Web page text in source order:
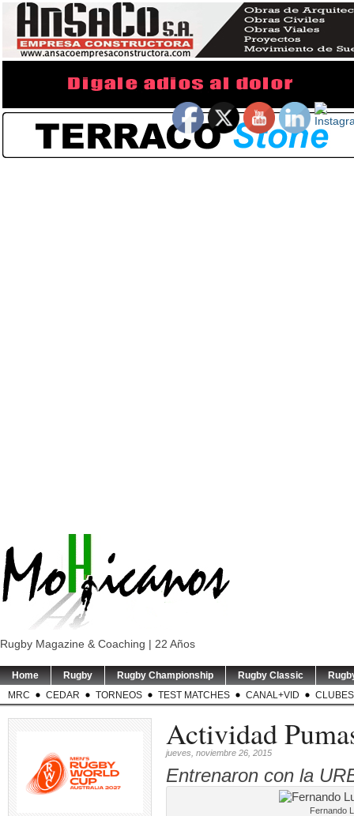
Rugby Magazine & Coaching | 22 Años
Home Rugby Rugby Championship Rugby Classic
MRC
CEDAR TORNEOS TEST MATCHES CANAL+VID CLUBES
Actividad
jueves, noviembre 26, 2015
Entrenaron con la
Fernando